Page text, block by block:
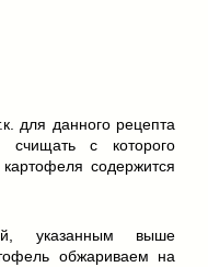
для данного рецепта
, счищать с которого
содержится
указанным выше
обжариваем на